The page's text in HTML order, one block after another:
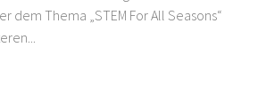
dem Thema „STEM For All Seasons“